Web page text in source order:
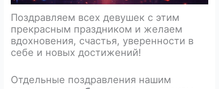
Поздравляем всех девушек с этим
прекрасным праздником и желаем
вдохновения, счастья, уверенности в
себе и новых достижений!
Отдельные поздравления нашим